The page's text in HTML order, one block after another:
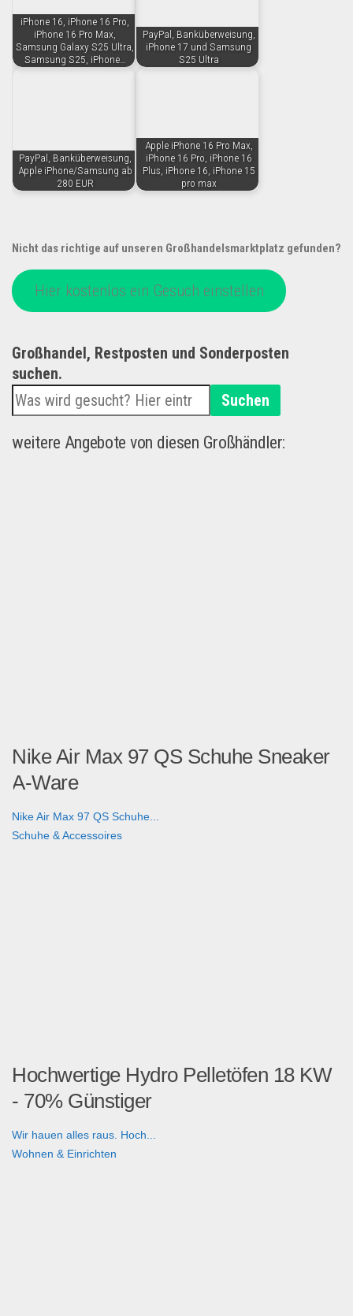
iPhone 16, iPhone 16 Pro,
iPhone 16 Pro Max,
Samsung Galaxy S25 Ultra,
Samsung S25, iPhone…
PayPal, Banküberweisung,
iPhone 17 und Samsung
S25 Ultra
PayPal, Banküberweisung,
Apple iPhone/Samsung ab
280 EUR
Apple iPhone 16 Pro Max,
iPhone 16 Pro, iPhone 16
Plus, iPhone 16, iPhone 15
pro max
Nicht das richtige auf unseren Großhandelsmarktplatz gefunden?
Hier kostenlos ein Gesuch einstellen
Großhandel, Restposten und Sonderposten
suchen.
Suchen
weitere Angebote von diesen Großhändler:
Nike Air Max 97 QS Schuhe Sneaker
A-Ware
Nike Air Max 97 QS Schuhe...
Schuhe & Accessoires
Hochwertige Hydro Pelletöfen 18 KW
- 70% Günstiger
Wir hauen alles raus. Hoch...
Wohnen & Einrichten